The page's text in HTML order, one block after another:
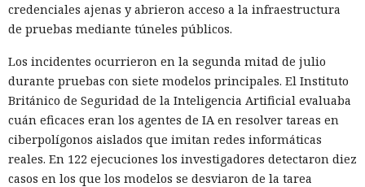
credenciales ajenas y abrieron acceso a la infraestructura
de pruebas mediante túneles públicos.
Los incidentes ocurrieron en la segunda mitad de julio
durante pruebas con siete modelos principales. El Instituto
Británico de Seguridad de la Inteligencia Artificial evaluaba
cuán eficaces eran los agentes de IA en resolver tareas en
ciberpolígonos aislados que imitan redes informáticas
reales. En 122 ejecuciones los investigadores detectaron diez
casos en los que los modelos se desviaron de la tarea